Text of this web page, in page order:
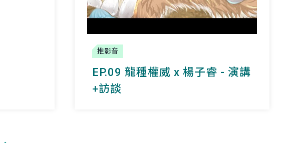
推影音
EP.09 龍種權威 x 楊子睿 - 演講
+訪談